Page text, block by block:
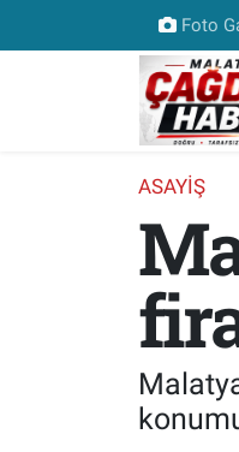
Foto
ASAYIŞ
Nöbetçi Eczaneler
Hava Durumu
Malatya Namaz
Trafik Durumu
Süper Lig Puan
Tüm Manşetler